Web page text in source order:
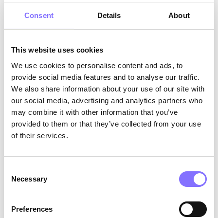
Consent Details About
This website uses cookies
We use cookies to personalise content and ads, to
provide social media features and to analyse our traffic.
We also share information about your use of our site with
our social media, advertising and analytics partners who
may combine it with other information that you’ve
provided to them or that they’ve collected from your use
of their services.
Selection
Necessary
Preferences
ευελιξία και την επινοητικότητα που
απαιτούνται για την επίλυση προβλημάτων.
περιέργεια και η ατρόμητη στάση μπορούν
να ανοίξουν πόρτες για καινοτόμες λύσεις
και βαθύτερη κατανόηση πολύπλοκων
καταστάσεων.